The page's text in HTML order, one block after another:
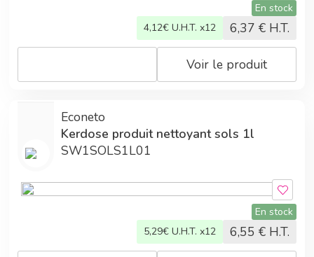
En stock
4,12€ U.H.T. x12 6,37 € H.T.
Voir le produit
Econeto
Kerdose produit nettoyant sols 1l
SW1SOLS1L01
En stock
5,29€ U.H.T. x12 6,55 € H.T.